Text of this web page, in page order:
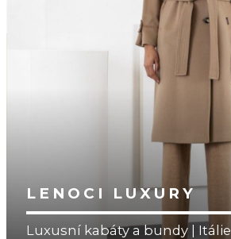
LENOCI LUXURY
Luxusní kabáty a bundy | Itálie